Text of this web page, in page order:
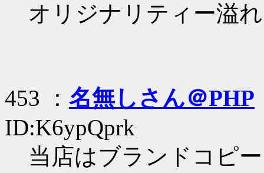
オリジナリティー溢
453 ： 名無しさん＠PHP
ID:K6ypQprk
当店はブランドコピ